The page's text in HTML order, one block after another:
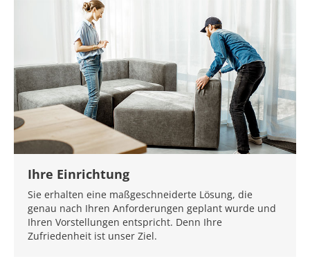
Ihre Einrichtung
Sie erhalten eine maßgeschneiderte Lösung, die
genau nach Ihren Anforderungen geplant wurde und
Ihren Vorstellungen entspricht. Denn Ihre
Zufriedenheit ist unser Ziel.